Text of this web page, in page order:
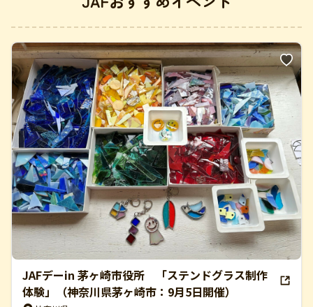
JAFデーin 茅ヶ崎市役所 「ステンドグラス制作
体験」（神奈川県茅ヶ崎市：9月5日開催）